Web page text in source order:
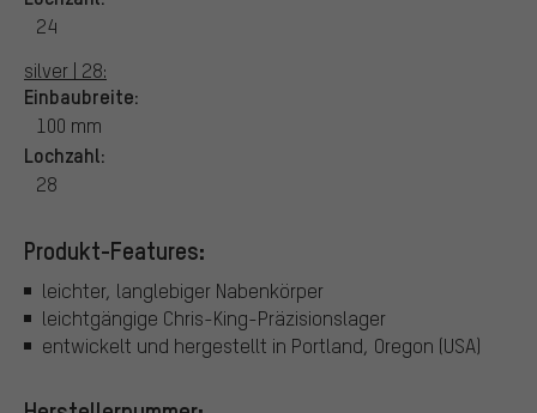
24
silver | 28:
Einbaubreite:
100 mm
Lochzahl:
28
Produkt-Features:
leichter, langlebiger Nabenkörper
leichtgängige Chris-King-Präzisionslager
entwickelt und hergestellt in Portland, Oregon (USA)